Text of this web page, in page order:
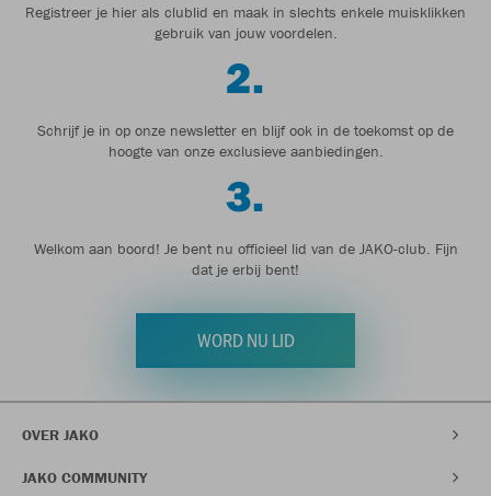
Registreer je hier als clublid en maak in slechts enkele muisklikken
gebruik van jouw voordelen.
2.
Schrijf je in op onze newsletter en blijf ook in de toekomst op de
hoogte van onze exclusieve aanbiedingen.
3.
Welkom aan boord! Je bent nu officieel lid van de JAKO-club. Fijn
dat je erbij bent!
WORD NU LID
OVER JAKO
JAKO COMMUNITY